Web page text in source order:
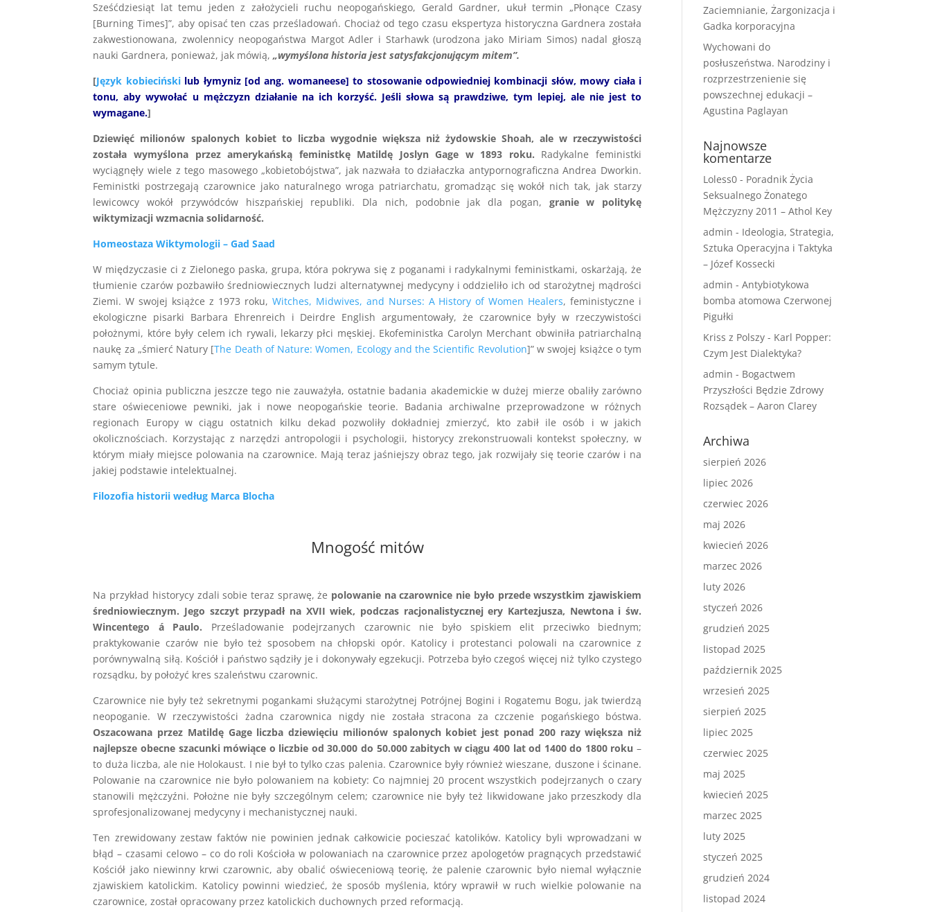
Sześćdziesiąt lat temu jeden z założycieli ruchu neopogańskiego, Gerald Gardner, ukuł termin „Płonące Czasy
[Burning Times]”, aby opisać ten czas prześladowań. Chociaż od tego czasu ekspertyza historyczna Gardnera została
zakwestionowana, zwolennicy neopogaństwa Margot Adler i Starhawk (urodzona jako Miriam Simos) nadal głoszą
nauki Gardnera, ponieważ, jak mówią,„wymyślona historia jest satysfakcjonującym mitem”.
[Język kobieciński lub łymyniz [od ang. womaneese] to stosowanie odpowiedniej kombinacji słów, mowy ciała i
tonu, aby wywołać u mężczyzn działanie na ich korzyść. Jeśli słowa są prawdziwe, tym lepiej, ale nie jest to
wymagane.]
Dziewięć milionów spalonych kobiet to liczba wygodnie większa niż żydowskie Shoah, ale w rzeczywistości
została wymyślona przez amerykańską feministkę Matildę Joslyn Gage w 1893 roku. Radykalne feministki
wyciągnęły wiele z tego masowego „kobietobójstwa”, jak nazwała to działaczka antypornograficzna Andrea Dworkin.
Feministki postrzegają czarownice jako naturalnego wroga patriarchatu, gromadząc się wokół nich tak, jak starzy
lewicowcy wokół przywódców hiszpańskiej republiki. Dla nich, podobnie jak dla pogan, granie w politykę
wiktymizacji wzmacnia solidarność.
Homeostaza Wiktymologii – Gad Saad
W międzyczasie ci z Zielonego paska, grupa, która pokrywa się z poganami i radykalnymi feministkami, oskarżają, że
tłumienie czarów pozbawiło średniowiecznych ludzi alternatywnej medycyny i oddzieliło ich od starożytnej mądrości
Ziemi. W swojej książce z 1973 roku, Witches, Midwives, and Nurses: A History of Women Healers, feministyczne i
ekologiczne pisarki Barbara Ehrenreich i Deirdre English argumentowały, że czarownice były w rzeczywistości
położnymi, które były celem ich rywali, lekarzy płci męskiej. Ekofeministka Carolyn Merchant obwiniła patriarchalną
naukę za „śmierć Natury [The Death of Nature: Women, Ecology and the Scientific Revolution]” w swojej książce o tym
samym tytule.
Chociaż opinia publiczna jeszcze tego nie zauważyła, ostatnie badania akademickie w dużej mierze obaliły zarówno
stare oświeceniowe pewniki, jak i nowe neopogańskie teorie. Badania archiwalne przeprowadzone w różnych
regionach Europy w ciągu ostatnich kilku dekad pozwoliły dokładniej zmierzyć, kto zabił ile osób i w jakich
okolicznościach. Korzystając z narzędzi antropologii i psychologii, historycy zrekonstruowali kontekst społeczny, w
którym miały miejsce polowania na czarownice. Mają teraz jaśniejszy obraz tego, jak rozwijały się teorie czarów i na
jakiej podstawie intelektualnej.
Filozofia historii według Marca Blocha
Mnogość mitów
Na przykład historycy zdali sobie teraz sprawę, że polowanie na czarownice nie było przede wszystkim zjawiskiem
średniowiecznym. Jego szczyt przypadł na XVII wiek, podczas racjonalistycznej ery Kartezjusza, Newtona i św.
Wincentego á Paulo. Prześladowanie podejrzanych czarownic nie było spiskiem elit przeciwko biednym;
praktykowanie czarów nie było też sposobem na chłopski opór. Katolicy i protestanci polowali na czarownice z
porównywalną siłą. Kościół i państwo sądziły je i dokonywały egzekucji. Potrzeba było czegoś więcej niż tylko czystego
rozsądku, by położyć kres szaleństwu czarownic.
Czarownice nie były też sekretnymi pogankami służącymi starożytnej Potrójnej Bogini i Rogatemu Bogu, jak twierdzą
neopoganie. W rzeczywistości żadna czarownica nigdy nie została stracona za czczenie pogańskiego bóstwa.
Oszacowana przez Matildę Gage liczba dziewięciu milionów spalonych kobiet jest ponad 200 razy większa niż
najlepsze obecne szacunki mówiące o liczbie od 30.000 do 50.000 zabitych w ciągu 400 lat od 1400 do 1800 roku –
to duża liczba, ale nie Holokaust. I nie był to tylko czas palenia. Czarownice były również wieszane, duszone i ścinane.
Polowanie na czarownice nie było polowaniem na kobiety: Co najmniej 20 procent wszystkich podejrzanych o czary
stanowili mężczyźni. Położne nie były szczególnym celem; czarownice nie były też likwidowane jako przeszkody dla
sprofesjonalizowanej medycyny i mechanistycznej nauki.
Ten zrewidowany zestaw faktów nie powinien jednak całkowicie pocieszać katolików. Katolicy byli wprowadzani w
błąd – czasami celowo – co do roli Kościoła w polowaniach na czarownice przez apologetów pragnących przedstawić
Kościół jako niewinny krwi czarownic, aby obalić oświeceniową teorię, że palenie czarownic było niemal wyłącznie
zjawiskiem katolickim. Katolicy powinni wiedzieć, że sposób myślenia, który wprawił w ruch wielkie polowanie na
czarownice, został opracowany przez katolickich duchownych przed reformacją.
Zaciemnianie, Żargonizacja i
Gadka korporacyjna
Wychowani do
posłuszeństwa. Narodziny i
rozprzestrzenienie się
powszechnej edukacji –
Agustina Paglayan
Najnowsze
komentarze
Loless0 - Poradnik Życia
Seksualnego Żonatego
Mężczyzny 2011 – Athol Key
admin - Ideologia, Strategia,
Sztuka Operacyjna i Taktyka
– Józef Kossecki
admin -Antybiotykowa
bomba atomowa Czerwonej
Pigułki
Kriss z Polszy - Karl Popper:
Czym Jest Dialektyka?
admin - Bogactwem
Przyszłości Będzie Zdrowy
Rozsądek – Aaron Clarey
Archiwa
sierpień 2026
lipiec 2026
czerwiec 2026
maj 2026
kwiecień 2026
marzec 2026
luty 2026
styczeń 2026
grudzień 2025
listopad 2025
październik 2025
wrzesień 2025
sierpień 2025
lipiec 2025
czerwiec 2025
maj 2025
kwiecień 2025
marzec 2025
luty 2025
styczeń 2025
grudzień 2024
listopad 2024